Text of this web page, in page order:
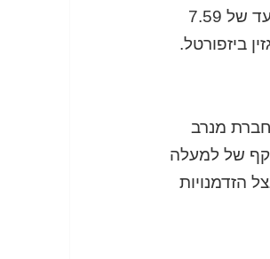
קנדה, הנמצאת בשליטתם של ברק רוזן ואסי טוכמאייר, במחיר יעד של 7.59
מגזין ביזפורטל.
מנרב
של למעלה
הזדמנויות